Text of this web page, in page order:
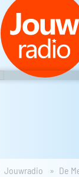
Jouwradio De